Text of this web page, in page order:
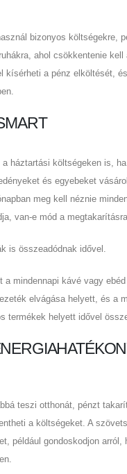
bizonyos költségekre,
ahol csökkentenie
kísérheti a pénz elköltését,
a háztartási költségeken is,
és egyebeket
meg kell néznie
van-e mód a megtakarításra.
is összeadódnak idővel.
a mindennapi kávé vagy
elvágása helyett, és a
termékek helyett idővel
teszi otthonát, pénzt
a költségeket. A
például gondoskodjon arról,